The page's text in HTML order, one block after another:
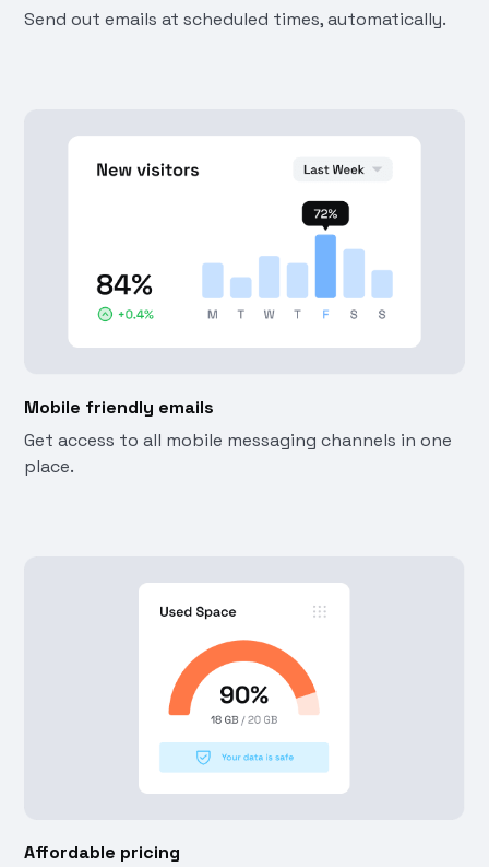
Send out emails at scheduled times, automatically.
Mobile friendly emails
Get access to all mobile messaging channels in one
place.
Affordable pricing